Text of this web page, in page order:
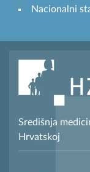
Nacionalni
Središnja
Hrvatskoj